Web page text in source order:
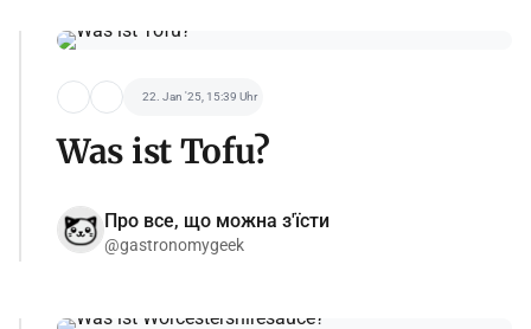
22. Jan '25, 15:39 Uhr
Was ist Tofu?
Про все, що можна з'їсти
@gastronomygeek